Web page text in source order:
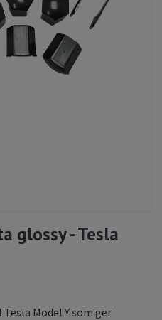
glossy - Tesla
Model Y som ger